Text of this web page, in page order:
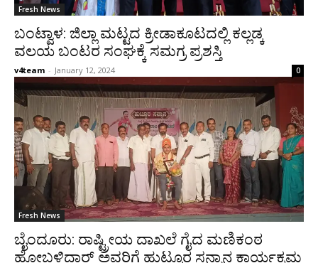
Fresh News
ಬಂಟ್ವಾಳ: ಜಿಲ್ಲಾ ಮಟ್ಟದ ಕ್ರೀಡಾಕೂಟದಲ್ಲಿ ಕಲ್ಲಡ್ಕ
ವಲಯ ಬಂಟರ ಸಂಘಕ್ಕೆ ಸಮಗ್ರ ಪ್ರಶಸ್ತಿ
v4team - January 12, 2024 0
Fresh News
ಬೈಂದೂರು: ರಾಷ್ಟ್ರೀಯ ದಾಖಲೆ ಗೈದ ಮಣಿಕಂಠ
ಹೋಬಳಿದಾರ್ ಅವರಿಗೆ ಹುಟ್ಟೂರ ಸನ್ಮಾನ ಕಾರ್ಯಕ್ರಮ